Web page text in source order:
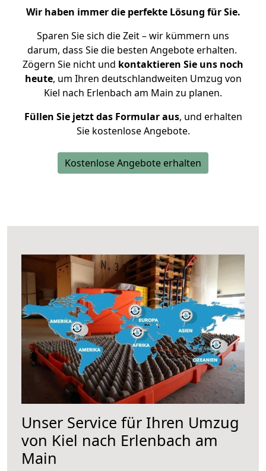
Wir haben immer die perfekte Lösung für Sie.
Sparen Sie sich die Zeit – wir kümmern uns
darum, dass Sie die besten Angebote erhalten.
Zögern Sie nicht und kontaktieren Sie uns noch
heute, um Ihren deutschlandweiten Umzug von
Kiel nach Erlenbach am Main zu planen.
Füllen Sie jetzt das Formular aus, und erhalten
Sie kostenlose Angebote.
Kostenlose Angebote erhalten
Unser Service für Ihren Umzug
von Kiel nach Erlenbach am
Main